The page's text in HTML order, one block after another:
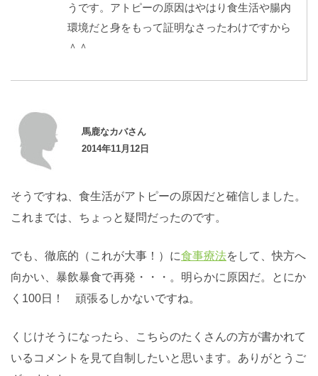
うです。アトピーの原因はやはり食生活や腸内
環境だと身をもって証明なさったわけですから
＾＾
馬鹿なカバさん
2014年11月12日
そうですね、食生活がアトピーの原因だと確信しました。
これまでは、ちょっと疑問だったのです。
でも、徹底的（これが大事！）に食事療法をして、快方へ
向かい、暴飲暴食で再発・・・。明らかに原因だ。とにか
く100日！ 頑張るしかないですね。
くじけそうになったら、こちらのたくさんの方が書かれて
いるコメントを見て自制したいと思います。ありがとうご